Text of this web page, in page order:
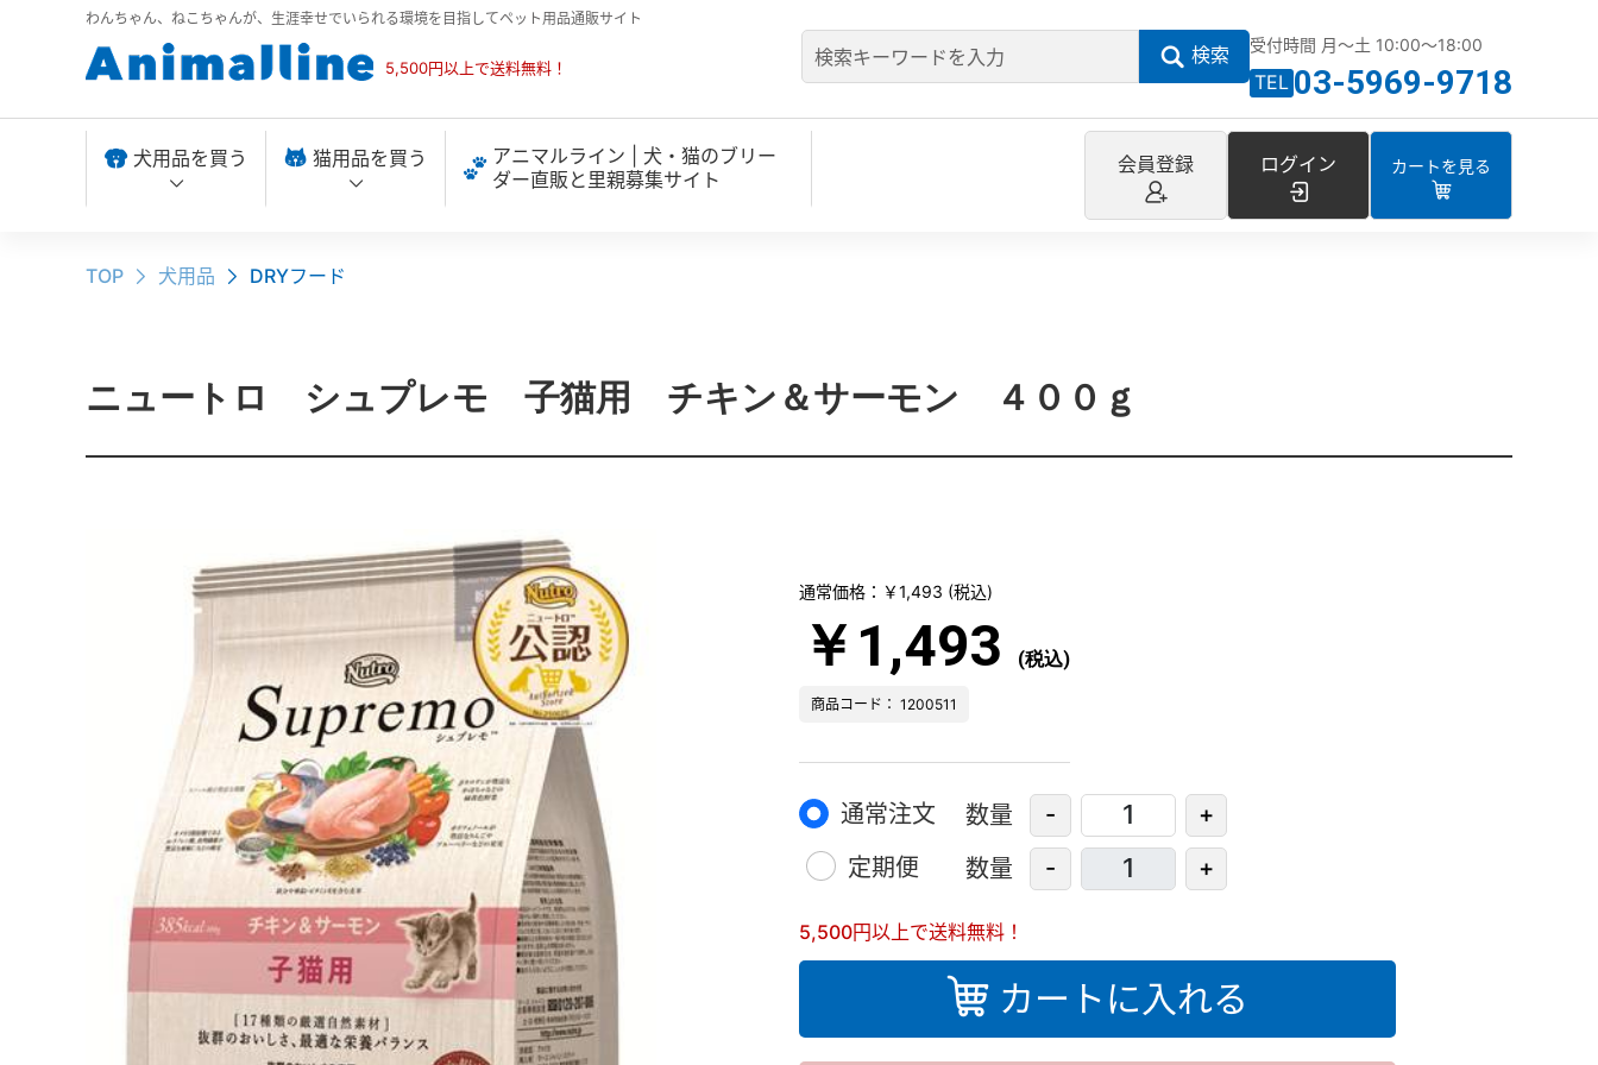
わんちゃん、ねこちゃんが、生涯幸せでいられる環境を目指してペット用品通販サイト
5,500円以上で送料無料！
検索 受付時間 月～土 10:00～18:00
TEL 03-5969-9718
犬用品を買う 猫用品を買う
アニマルライン | 犬・猫のブリー
ダー直販と里親募集サイト
会員登録 ログイン カートを見る
TOP 犬用品 DRYフード
ニュートロ シュプレモ 子猫用 チキン＆サーモン ４００ｇ
通常価格：￥1,493 (税込)
￥1,493 (税込)
商品コード： 1200511
通常注文 数量 -
+
定期便
数量 - +
5,500円以上で送料無料！
カートに入れる